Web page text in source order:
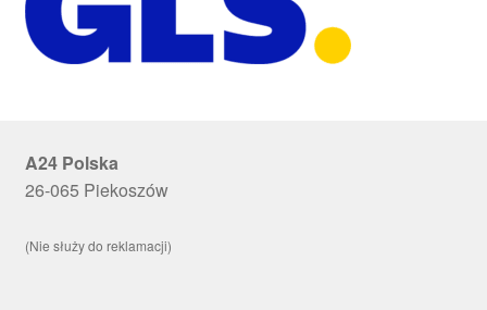
A24 Polska
26-065 Piekoszów
(Nie służy do reklamacji)